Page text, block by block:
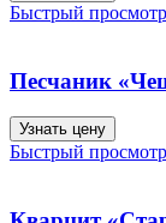
Быстрый просмотр
Песчаник
Узнать цену
Быстрый просмотр